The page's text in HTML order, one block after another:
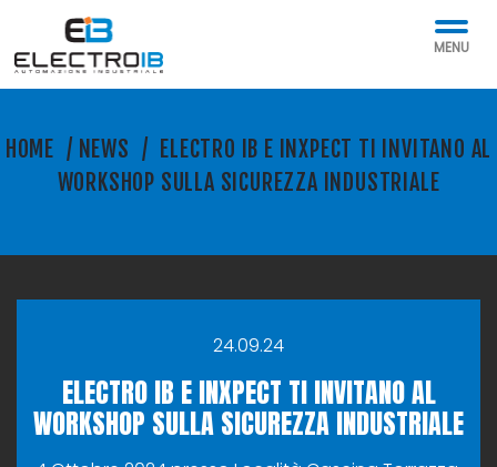
MENU
HOME / NEWS / ELECTRO IB E INXPECT TI INVITANO AL
WORKSHOP SULLA SICUREZZA INDUSTRIALE
24.09.24
ELECTRO IB E INXPECT TI INVITANO AL
WORKSHOP SULLA SICUREZZA INDUSTRIALE